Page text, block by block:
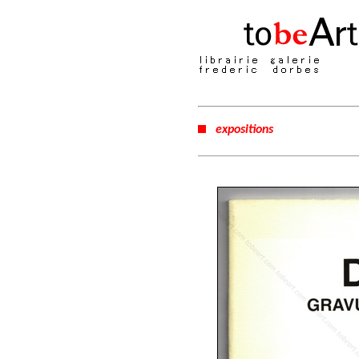
expositions